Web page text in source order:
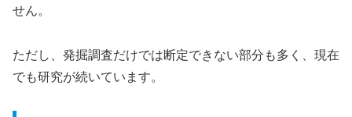
せん。
ただし、発掘調査だけでは断定できない部分も多く、現在
でも研究が続いています。